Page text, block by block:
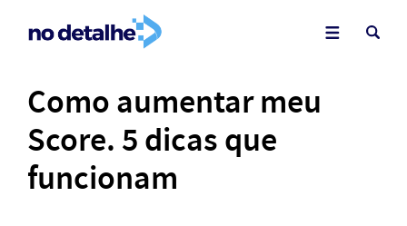
Como aumentar meu
Score. 5 dicas que
funcionam